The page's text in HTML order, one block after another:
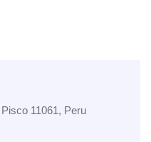
11061, Peru